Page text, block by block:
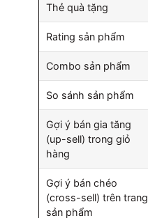
Thẻ quà tặng
Rating sản phẩm
Combo sản phẩm
So sánh sản phẩm
Gợi ý bán gia tăng
(up-sell) trong giỏ
hàng
Gợi ý bán chéo
(cross-sell) trên trang
sản phẩm